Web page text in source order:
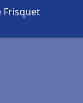
Frisquet